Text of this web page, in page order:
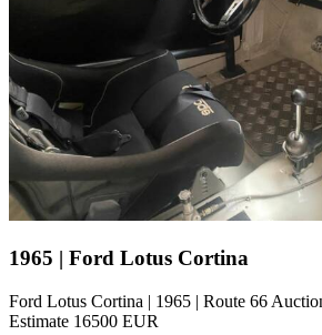
1965 | Ford Lotus Cortina
Ford Lotus Cortina | 1965 | Route 66
Estimate 16500 EUR